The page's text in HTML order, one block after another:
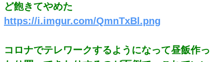
ど飽きてやめた
https://i.imgur.com/QmnTxBl.png
コロナでテレワークするようになって昼飯作っ